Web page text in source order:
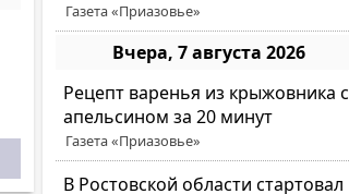
Газета «Приазовье»
Вчера, 7 августа 2026
Рецепт варенья из крыжовника с
апельсином за 20 минут
Газета «Приазовье»
В Ростовской области стартовал